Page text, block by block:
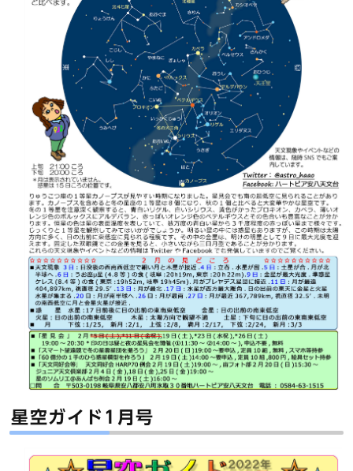
星空ガイド1月号